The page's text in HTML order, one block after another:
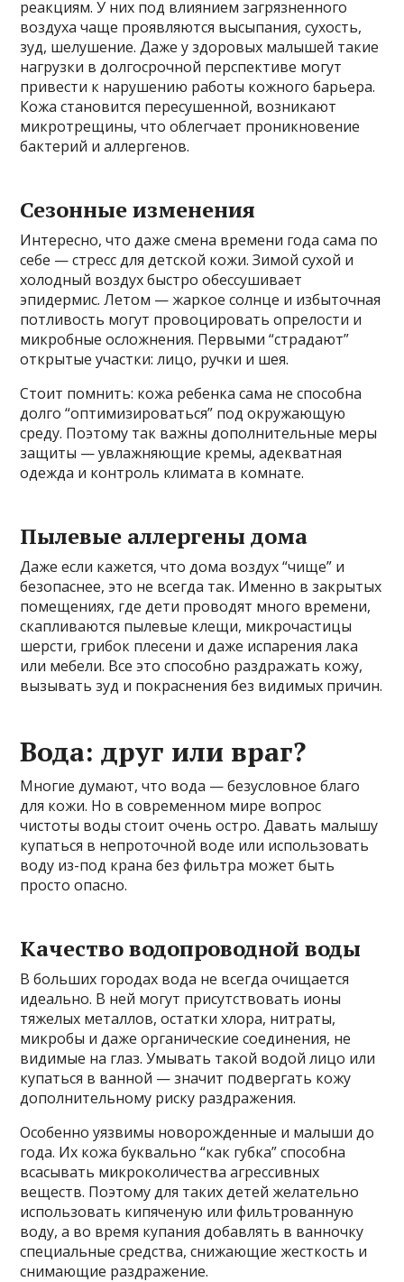
реакциям. У них под влиянием загрязненного
воздуха чаще проявляются высыпания, сухость,
зуд, шелушение. Даже у здоровых малышей такие
нагрузки в долгосрочной перспективе могут
привести к нарушению работы кожного барьера.
Кожа становится пересушенной, возникают
микротрещины, что облегчает проникновение
бактерий и аллергенов.
Сезонные изменения
Интересно, что даже смена времени года сама по
себе — стресс для детской кожи. Зимой сухой и
холодный воздух быстро обессушивает
эпидермис. Летом — жаркое солнце и избыточная
потливость могут провоцировать опрелости и
микробные осложнения. Первыми “страдают”
открытые участки: лицо, ручки и шея.
Стоит помнить: кожа ребенка сама не способна
долго “оптимизироваться” под окружающую
среду. Поэтому так важны дополнительные меры
защиты — увлажняющие кремы, адекватная
одежда и контроль климата в комнате.
Пылевые аллергены дома
Даже если кажется, что дома воздух “чище” и
безопаснее, это не всегда так. Именно в закрытых
помещениях, где дети проводят много времени,
скапливаются пылевые клещи, микрочастицы
шерсти, грибок плесени и даже испарения лака
или мебели. Все это способно раздражать кожу,
вызывать зуд и покраснения без видимых причин.
Вода: друг или враг?
Многие думают, что вода — безусловное благо
для кожи. Но в современном мире вопрос
чистоты воды стоит очень остро. Давать малышу
купаться в непроточной воде или использовать
воду из-под крана без фильтра может быть
просто опасно.
Качество водопроводной воды
В больших городах вода не всегда очищается
идеально. В ней могут присутствовать ионы
тяжелых металлов, остатки хлора, нитраты,
микробы и даже органические соединения, не
видимые на глаз. Умывать такой водой лицо или
купаться в ванной — значит подвергать кожу
дополнительному риску раздражения.
Особенно уязвимы новорожденные и малыши до
года. Их кожа буквально “как губка” способна
всасывать микроколичества агрессивных
веществ. Поэтому для таких детей желательно
использовать кипяченую или фильтрованную
воду, а во время купания добавлять в ванночку
специальные средства, снижающие жесткость и
снимающие раздражение.